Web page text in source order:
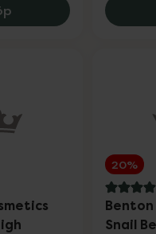
Embryolisse
20%
4.5 av 5
Benton
Snail